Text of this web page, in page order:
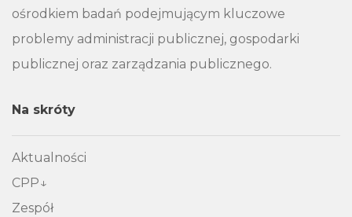
ośrodkiem badań podejmującym kluczowe
problemy administracji publicznej, gospodarki
publicznej oraz zarządzania publicznego.
Na skróty
Aktualności
CPP
Zespół